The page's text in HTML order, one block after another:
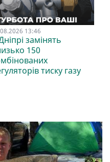
13:46
замінять
150
тиску газу